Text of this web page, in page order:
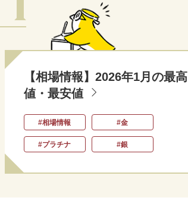
【相場情報】2026年1月の最高
値・最安値
#相場情報 #金
#プラチナ #銀